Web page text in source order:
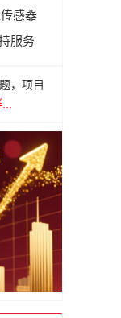
感器
服务
，项目